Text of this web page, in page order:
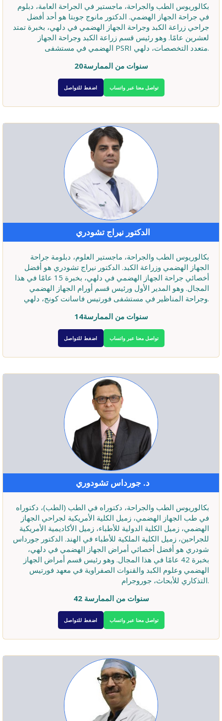
بكالوريوس الطب والجراحة، ماجستير في الجراحة العامة، دبلوم
في جراحة الجهاز الهضمي. الدكتور مانوج جوبتا هو أحد أفضل
جراحي زراعة الكبد وجراحة الجهاز الهضمي في دلهي، بخبرة تمتد
لعشرين عامًا. وهو رئيس قسم زراعة الكبد وجراحة الجهاز
الهضمي في مستشفى PSRI متعدد التخصصات، دلهي.
20سنوات من الممارسة
اضغط للتواصل تواصل معنا عبر واتساب
الدكتور نيراج تشودري
بكالوريوس الطب والجراحة، ماجستير العلوم، دبلومة جراحة
الجهاز الهضمي وزراعة الكبد. الدكتور نيراج تشودري هو أفضل
أخصائي جراحة الجهاز الهضمي في دلهي، بخبرة 15 عامًا في هذا
المجال. وهو المدير الأول ورئيس قسم أورام الجهاز الهضمي
وجراحة المناظير في مستشفى فورتيس فاسانت كونج، دلهي.
14سنوات من الممارسة
اضغط للتواصل تواصل معنا عبر واتساب
د. جورداس تشودوري
بكالوريوس الطب والجراحة، دكتوراه في الطب (الطب)، دكتوراه
في طب الجهاز الهضمي، زميل الكلية الأمريكية لجراحي الجهاز
الهضمي، زميل الكلية الدولية للأطباء، زميل الأكاديمية الأمريكية
للجراحين، زميل الكلية الملكية للأطباء في الهند. الدكتور جورداس
شودري هو أفضل أخصائي أمراض الجهاز الهضمي في دلهي،
بخبرة 42 عامًا في هذا المجال. وهو رئيس قسم أمراض الجهاز
الهضمي وعلوم الكبد والقنوات الصفراوية في معهد فورتيس
التذكاري للأبحاث، جوروجرام.
42 سنوات من الممارسة
اضغط للتواصل تواصل معنا عبر واتساب